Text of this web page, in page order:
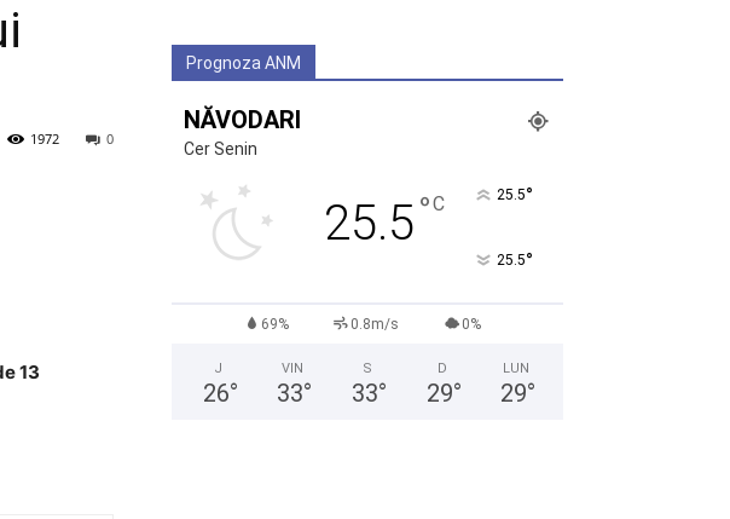
0
1972
13
Prognoza ANM
NĂVODARI
Cer Senin
25.5°C 25.5°
25.5°
69% 0.8m/s 0%
J
26°
VIN
33°
S
33°
D
29°
LUN
29°